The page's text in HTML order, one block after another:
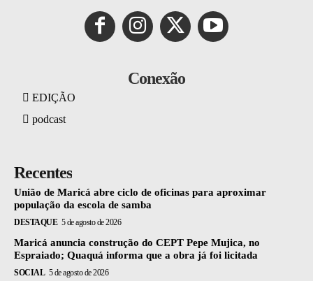
Conexão
EDIÇÃO
podcast
Recentes
União de Maricá abre ciclo de oficinas para aproximar
população da escola de samba
DESTAQUE 5 de agosto de 2026
Maricá anuncia construção do CEPT Pepe Mujica, no
Espraiado; Quaquá informa que a obra já foi licitada
SOCIAL 5 de agosto de 2026